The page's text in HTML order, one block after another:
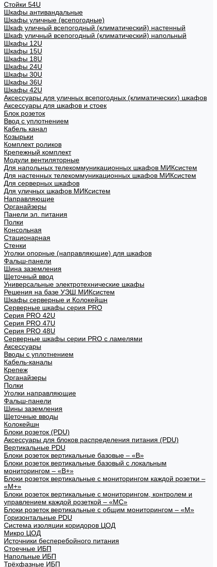
Стойки 54U
Шкафы антивандальные
Шкафы уличные (всепогодные)
Шкаф уличный всепогодный (климатический) настенный
Шкаф уличный всепогодный (климатический) напольный
Шкафы 12U
Шкафы 15U
Шкафы 18U
Шкафы 24U
Шкафы 30U
Шкафы 36U
Шкафы 42U
Аксессуары для уличных всепогодных (климатических) шкафов
Аксессуары для шкафов и стоек
Блок розеток
Ввод с уплотнением
Кабель канал
Козырьки
Комплект роликов
Крепежный комплект
Модули вентиляторные
Для напольных телекоммуникационных шкафов МИКсистем
Для настенных телекоммуникационных шкафов МИКсистем
Для серверных шкафов
Для уличных шкафов МИКсистем
Направляющие
Органайзеры
Панели эл. питания
Полки
Консольная
Стационарная
Стенки
Уголки опорные (направляющие) для шкафов
Фальш-панели
Шина заземления
Щеточный ввод
Универсальные электротехнические шкафы
Решения на базе УЭШ МИКсистем
Шкафы серверные и Колокейшн
Серверные шкафы серия PRO
Серия PRO 42U
Серия PRO 47U
Серия PRO 48U
Серверные шкафы серии PRO с ламелями
Аксессуары
Вводы с уплотнением
Кабель-каналы
Крепеж
Органайзеры
Полки
Уголки направляющие
Фальш-панели
Шины заземления
Щеточные вводы
Колокейшн
Блоки розеток (PDU)
Аксессуары для блоков распределения питания (PDU)
Вертикальные PDU
Блоки розеток вертикальные базовые – «В»
Блоки розеток вертикальные базовый с локальным
мониторингом – «В+»
Блоки розеток вертикальные с мониторингом каждой розетки –
«М+»
Блоки розеток вертикальные с мониторингом, контролем и
управлением каждой розеткой – «МС»
Блоки розеток вертикальные с общим мониторингом – «М»
Горизонтальные PDU
Система изоляции коридоров ЦОД
Микро ЦОД
Источники бесперебойного питания
Стоечные ИБП
Напольные ИБП
Трёхфазные ИБП